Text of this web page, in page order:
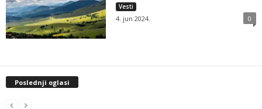
Vesti
4. jun 2024. 0
Poslednji oglasi